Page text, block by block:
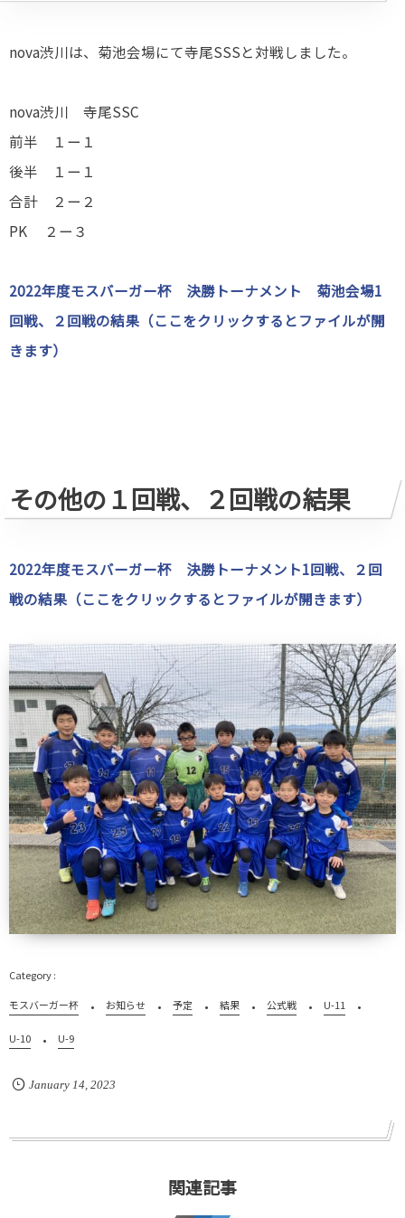
nova渋川は、菊池会場にて寺尾SSSと対戦しました。
nova渋川 寺尾SSC
前半 １ー１
後半 １ー１
合計 ２ー２
PK ２ー３
2022年度モスバーガー杯 決勝トーナメント 菊池会場1
回戦、２回戦の結果（ここをクリックするとファイルが開
きます）
その他の１回戦、２回戦の結果
2022年度モスバーガー杯 決勝トーナメント1回戦、２回
戦の結果（ここをクリックするとファイルが開きます）
モスバーガー杯 お知らせ 予定 結果 公式戦 U-11
U-10 U-9
January 14, 2023
関連記事